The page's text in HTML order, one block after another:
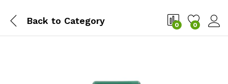
Back to Category 0 0